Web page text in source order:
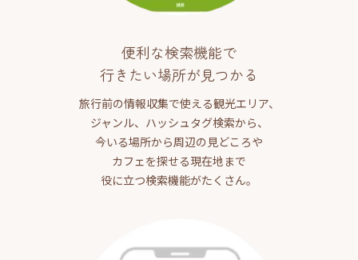
便利な検索機能で
行きたい場所が見つかる
旅行前の情報収集で使える観光エリア、
ジャンル、ハッシュタグ検索から、
今いる場所から周辺の見どころや
カフェを探せる現在地まで
役に立つ検索機能がたくさん。